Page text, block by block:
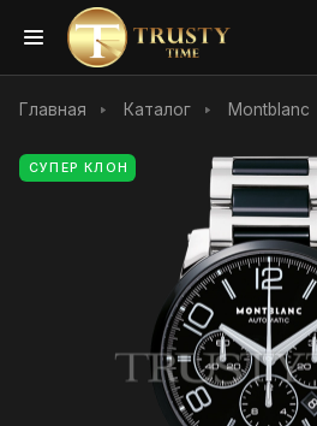
Главная Каталог Montblanc
СУПЕР КЛОН